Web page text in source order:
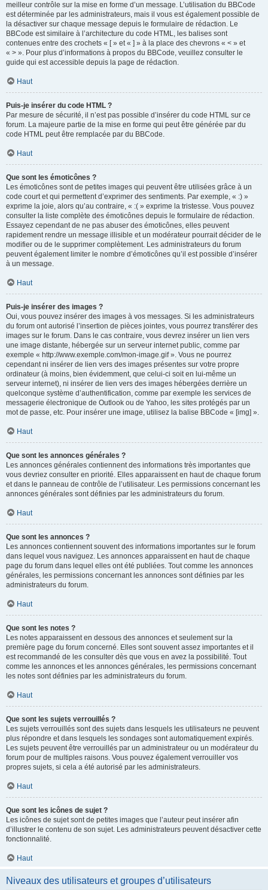
meilleur contrôle sur la mise en forme d’un message. L’utilisation du BBCode
est déterminée par les administrateurs, mais il vous est également possible de
la désactiver sur chaque message depuis le formulaire de rédaction. Le
BBCode est similaire à l’architecture du code HTML, les balises sont
contenues entre des crochets « [ » et « ] » à la place des chevrons « < » et
« > ». Pour plus d’informations à propos du BBCode, veuillez consulter le
guide qui est accessible depuis la page de rédaction.
Haut
Puis-je insérer du code HTML ?
Par mesure de sécurité, il n’est pas possible d’insérer du code HTML sur ce
forum. La majeure partie de la mise en forme qui peut être générée par du
code HTML peut être remplacée par du BBCode.
Haut
Que sont les émoticônes ?
Les émoticônes sont de petites images qui peuvent être utilisées grâce à un
code court et qui permettent d’exprimer des sentiments. Par exemple, « :) »
exprime la joie, alors qu’au contraire, « :( » exprime la tristesse. Vous pouvez
consulter la liste complète des émoticônes depuis le formulaire de rédaction.
Essayez cependant de ne pas abuser des émoticônes, elles peuvent
rapidement rendre un message illisible et un modérateur pourrait décider de le
modifier ou de le supprimer complètement. Les administrateurs du forum
peuvent également limiter le nombre d’émoticônes qu’il est possible d’insérer
à un message.
Haut
Puis-je insérer des images ?
Oui, vous pouvez insérer des images à vos messages. Si les administrateurs
du forum ont autorisé l’insertion de pièces jointes, vous pourrez transférer des
images sur le forum. Dans le cas contraire, vous devrez insérer un lien vers
une image distante, hébergée sur un serveur internet public, comme par
exemple « http://www.exemple.com/mon-image.gif ». Vous ne pourrez
cependant ni insérer de lien vers des images présentes sur votre propre
ordinateur (à moins, bien évidemment, que celui-ci soit en lui-même un
serveur internet), ni insérer de lien vers des images hébergées derrière un
quelconque système d’authentification, comme par exemple les services de
messagerie électronique de Outlook ou de Yahoo, les sites protégés par un
mot de passe, etc. Pour insérer une image, utilisez la balise BBCode « [img] ».
Haut
Que sont les annonces générales ?
Les annonces générales contiennent des informations très importantes que
vous devriez consulter en priorité. Elles apparaissent en haut de chaque forum
et dans le panneau de contrôle de l’utilisateur. Les permissions concernant les
annonces générales sont définies par les administrateurs du forum.
Haut
Que sont les annonces ?
Les annonces contiennent souvent des informations importantes sur le forum
dans lequel vous naviguez. Les annonces apparaissent en haut de chaque
page du forum dans lequel elles ont été publiées. Tout comme les annonces
générales, les permissions concernant les annonces sont définies par les
administrateurs du forum.
Haut
Que sont les notes ?
Les notes apparaissent en dessous des annonces et seulement sur la
première page du forum concerné. Elles sont souvent assez importantes et il
est recommandé de les consulter dès que vous en avez la possibilité. Tout
comme les annonces et les annonces générales, les permissions concernant
les notes sont définies par les administrateurs du forum.
Haut
Que sont les sujets verrouillés ?
Les sujets verrouillés sont des sujets dans lesquels les utilisateurs ne peuvent
plus répondre et dans lesquels les sondages sont automatiquement expirés.
Les sujets peuvent être verrouillés par un administrateur ou un modérateur du
forum pour de multiples raisons. Vous pouvez également verrouiller vos
propres sujets, si cela a été autorisé par les administrateurs.
Haut
Que sont les icônes de sujet ?
Les icônes de sujet sont de petites images que l’auteur peut insérer afin
d’illustrer le contenu de son sujet. Les administrateurs peuvent désactiver cette
fonctionnalité.
Haut
Niveaux des utilisateurs et groupes d’utilisateurs